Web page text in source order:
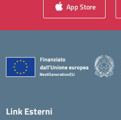
App Store
Link Esterni